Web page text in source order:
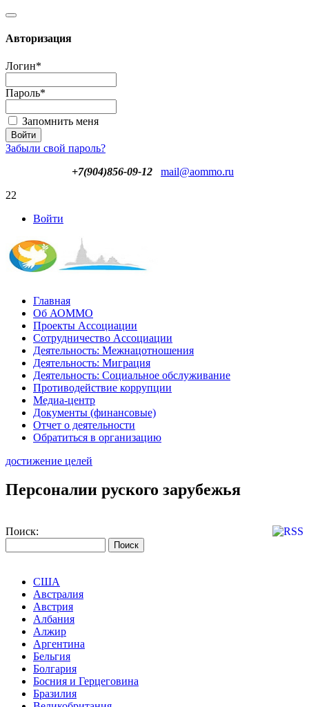
Авторизация
Логин*
Пароль*
Запомнить меня
Забыли свой пароль?
+7(904)856-09-12
mail@aommo.ru
22
Войти
Главная
Об АОММО
Проекты Ассоциации
Сотрудничество Ассоциации
Деятельность: Межнацотношения
Деятельность: Миграция
Деятельность: Социальное обслуживание
Противодействие коррупции
Медиа-центр
Документы (финансовые)
Отчет о деятельности
Обратиться в организацию
достижение целей
Персоналии руского зарубежья
Поиск:
США
Австралия
Австрия
Албания
Алжир
Аргентина
Бельгия
Болгария
Босния и Герцеговина
Бразилия